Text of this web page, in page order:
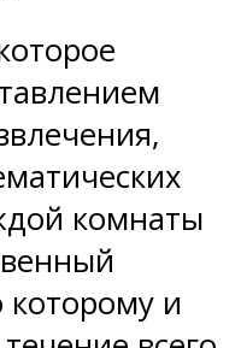
комнаты
которому и